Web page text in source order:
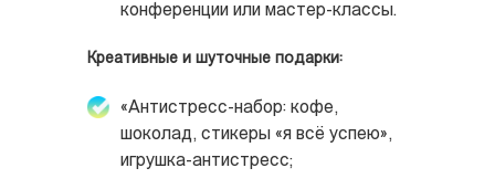
конференции или мастер-классы.
Креативные и шуточные подарки:
«Антистресс-набор: кофе,
шоколад, стикеры «я всё успею»,
игрушка-антистресс;